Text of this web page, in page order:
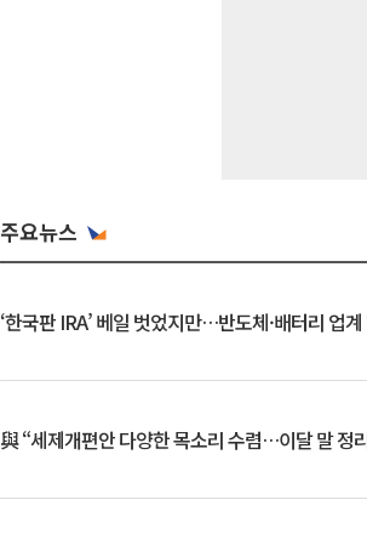
주요뉴스
‘한국판 IRA’ 베일 벗었지만…반도체·배터리 업
與 “세제개편안 다양한 목소리 수렴…이달 말 정